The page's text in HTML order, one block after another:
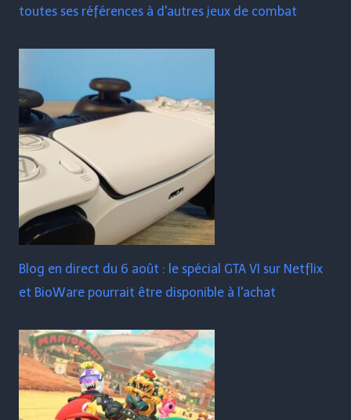
toutes ses références à d'autres jeux de combat
Blog en direct du 6 août : le spécial GTA VI sur Netflix
et BioWare pourrait être disponible à l'achat